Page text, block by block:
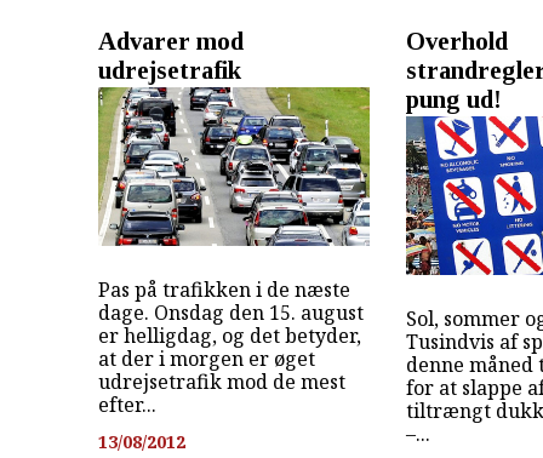
Advarer mod
udrejsetrafik
Pas på trafikken i de næste
dage. Onsdag den 15. august
er helligdag, og det betyder,
at der i morgen er øget
udrejsetrafik mod de mest
efter...
13/08/2012
Overhold
pung ud!
Sol, sommer
Tusindvis af
denne
for at slappe
tiltrængt
–...